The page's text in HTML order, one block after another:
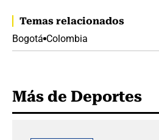
Temas relacionados
Bogotá Colombia
Más de Deportes